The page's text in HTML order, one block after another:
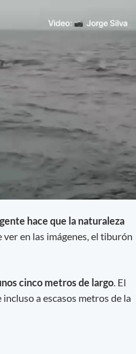
hace que la naturaleza
ver en las imágenes, el tiburón
cinco metros de largo. El
a escasos metros de la